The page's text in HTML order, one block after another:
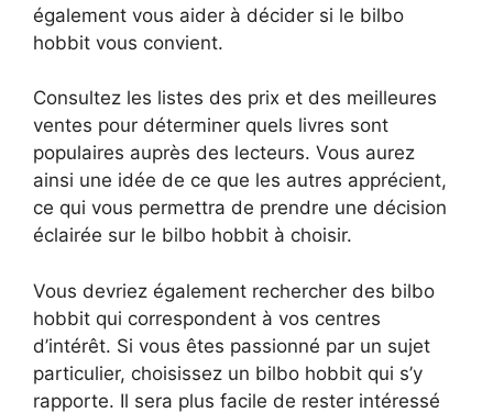
également vous aider à décider si le bilbo
hobbit vous convient.
Consultez les listes des prix et des meilleures
ventes pour déterminer quels livres sont
populaires auprès des lecteurs. Vous aurez
ainsi une idée de ce que les autres apprécient,
ce qui vous permettra de prendre une décision
éclairée sur le bilbo hobbit à choisir.
Vous devriez également rechercher des bilbo
hobbit qui correspondent à vos centres
d’intérêt. Si vous êtes passionné par un sujet
particulier, choisissez un bilbo hobbit qui s’y
rapporte. Il sera plus facile de rester intéressé